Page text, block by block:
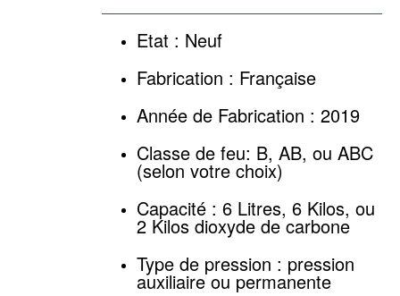
Etat : Neuf
Fabrication : Française
Année de Fabrication : 2019
Classe de feu: B, AB, ou ABC
(selon votre choix)
Capacité : 6 Litres, 6 Kilos, ou
2 Kilos dioxyde de carbone
Type de pression : pression
auxiliaire ou permanente